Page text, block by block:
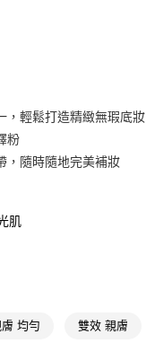
付」】
，輕鬆打造精緻無瑕底妝
粉
，隨時隨地完美補妝
肌
均勻 雙效 親膚